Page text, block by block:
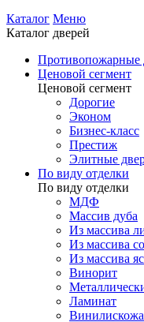
Каталог Меню
Каталог дверей
Противопожарные
Ценовой сегмент
Ценовой сегмент
Дорогие
Эконом
Бизнес-класс
Престиж
Элитные
По виду отделки
По виду отделки
МДФ
Массив дуба
Из массива
Из массива
Из массива
Винорит
Ламинат
Винилискожа